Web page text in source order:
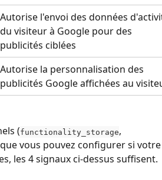
Autorise l'envoi des données
du visiteur à Google pour des
publicités ciblées
Autorise la personnalisation des
publicités Google affichées au
(functionality_storage,
vous pouvez configurer si votre
les 4 signaux ci-dessus suffisent.